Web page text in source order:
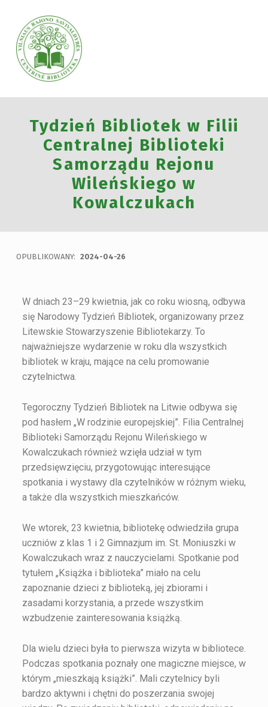
VILNIAUS RAJONO SAVIVALDYBĖS CENTRINĖ BIBLIOTEKA
VILNIAUS RAJONO SAVIVALDYBĖS CENTRINĖ BIBLIOTEKA KVIEČIA VISUS PRISIJUNGTI PRIE VISUOTINĖS PILIETINĖS INICIATYVOS „ATMINTIS GYVA, NES LIUDIJA“ IR UŽDEGTI ATMINIMO.
Tydzień Bibliotek w Filii
Centralnej Biblioteki
Samorządu Rejonu
Wileńskiego w
Kowalczukach
OPUBLIKOWANY: 2024-04-26
W dniach 23–29 kwietnia, jak co roku wiosną, odbywa
się Narodowy Tydzień Bibliotek, organizowany przez
Litewskie Stowarzyszenie Bibliotekarzy. To
najważniejsze wydarzenie w roku dla wszystkich
bibliotek w kraju, mające na celu promowanie
czytelnictwa.
Tegoroczny Tydzień Bibliotek na Litwie odbywa się
pod hasłem „W rodzinie europejskiej”. Filia Centralnej
Biblioteki Samorządu Rejonu Wileńskiego w
Kowalczukach również wzięła udział w tym
przedsięwzięciu, przygotowując interesujące
spotkania i wystawy dla czytelników w różnym wieku,
a także dla wszystkich mieszkańców.
We wtorek, 23 kwietnia, bibliotekę odwiedziła grupa
uczniów z klas 1 i 2 Gimnazjum im. St. Moniuszki w
Kowalczukach wraz z nauczycielami. Spotkanie pod
tytułem „Książka i biblioteka” miało na celu
zapoznanie dzieci z biblioteką, jej zbiorami i
zasadami korzystania, a przede wszystkim
wzbudzenie zainteresowania książką.
Dla wielu dzieci była to pierwsza wizyta w bibliotece.
Podczas spotkania poznały one magiczne miejsce, w
którym „mieszkają książki”. Mali czytelnicy byli
bardzo aktywni i chętni do poszerzania swojej